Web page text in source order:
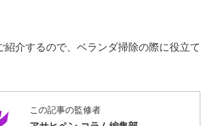
紹介するので、ベランダ掃除の際に役立て
この記事の監修者